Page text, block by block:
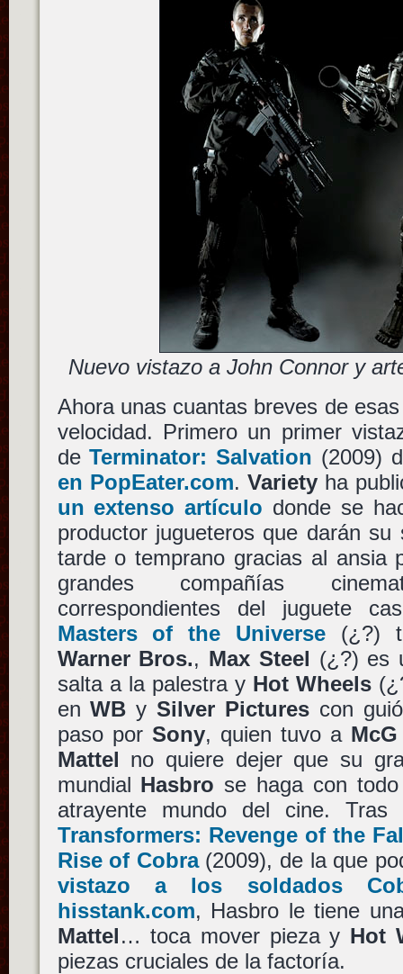
Nuevo vistazo a John Connor y
Ahora unas cuantas breves de
velocidad. Primero un primer
deTerminator: Salvation (2009)
en PopEater.com. Varietyha
un extenso artículo donde se
productor jugueteros que darán
tarde o temprano gracias al ansia
grandes compañías
correspondientes del juguete
Masters of the Universe (¿?)
Warner Bros., Max Steel (¿?) es
salta a la palestra y Hot Wheels
enWB ySilver Pictures con
paso por Sony, quien tuvo a McG
Mattel no quiere dejer que su
mundial Hasbro se haga con
atrayente mundo del cine. Tras
Transformers: Revenge of the
Rise of Cobra(2009), de la que
vistazo a los soldados
hisstank.com, Hasbro le tiene
Mattel… toca mover pieza y Hot
piezas cruciales de la factoría.